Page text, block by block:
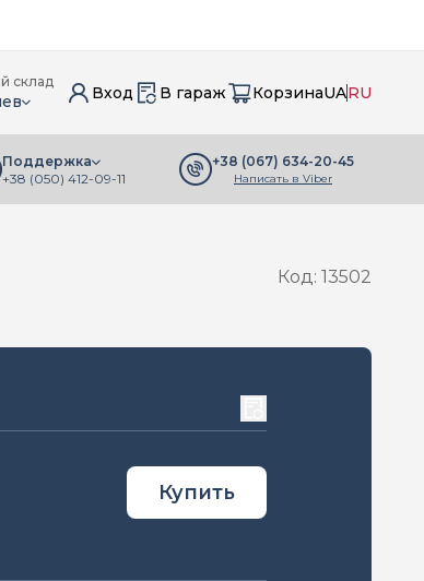
склад
Вход В гараж КорзинаUARU
Поддержка
+38 (050) 412-09-11
+38 (067) 634-20-45
Написать в Viber
Код: 13502
Купить